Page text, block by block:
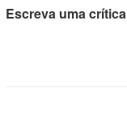
Escreva uma crítica